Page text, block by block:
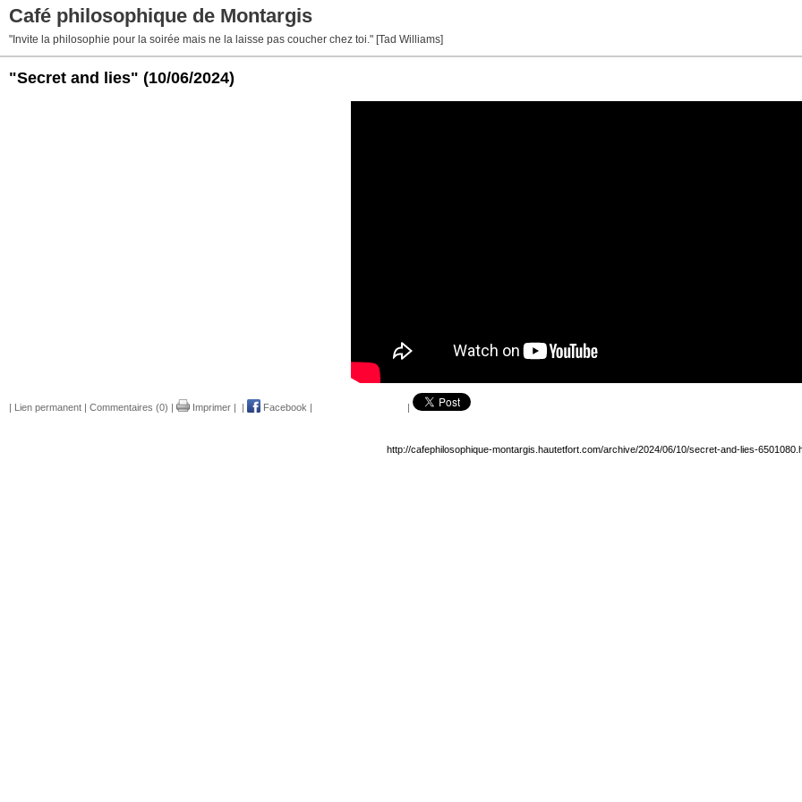
Café philosophique de Montargis
"Invite la philosophie pour la soirée mais ne la laisse pas coucher chez toi." [Tad Williams]
"Secret and lies" (10/06/2024)
| Lien permanent | Commentaires (0) | Imprimer | | Facebook | |
http://cafephilosophique-montargis.hautetfort.com/archive/2024/06/10/secret-and-lies-